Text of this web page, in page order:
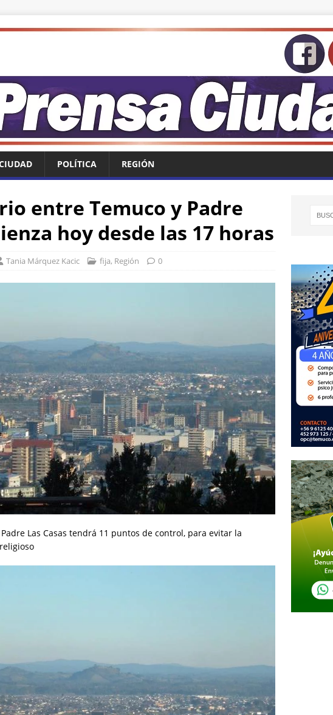
POLÍTICA REGIÓN
entre Temuco y Padre
hoy desde las 17 horas
Tania Márquez Kacic fija, Región 0
Las Casas tendrá 11 puntos de control, para evitar la